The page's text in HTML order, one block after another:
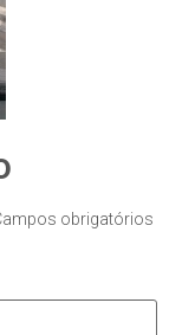
obrigatórios